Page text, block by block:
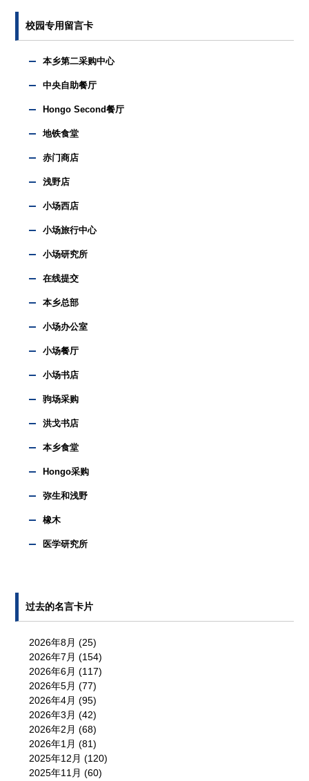
校园专用留言卡
本乡第二采购中心
中央自助餐厅
Hongo Second餐厅
地铁食堂
赤门商店
浅野店
小场西店
小场旅行中心
小场研究所
在线提交
本乡总部
小场办公室
小场餐厅
小场书店
驹场采购
洪戈书店
本乡食堂
Hongo采购
弥生和浅野
橡木
医学研究所
过去的名言卡片
2026年8月 (25)
2026年7月 (154)
2026年6月 (117)
2026年5月 (77)
2026年4月 (95)
2026年3月 (42)
2026年2月 (68)
2026年1月 (81)
2025年12月 (120)
2025年11月 (60)